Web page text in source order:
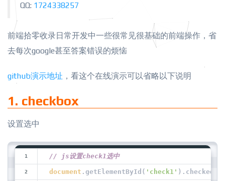
QQ: 1724338257
前端拾零收录日常开发中一些很常见很基础的前端操作，省
去每次google甚至答案错误的烦恼
github演示地址 ，看这个在线演示可以省略以下说明
1. checkbox
设置选中
// js设置check1选中
document .getElementById( 'check1' ).checked